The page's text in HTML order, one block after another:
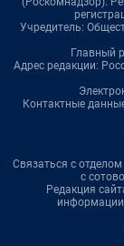
Учредитель:
Главный
Адрес редакции:
Контактные
Связаться с
с
Редакция